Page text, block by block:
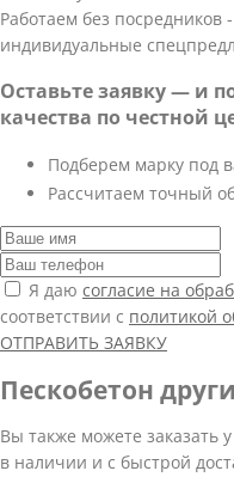
Работаем без
индивидуальные
Оставьте заявку — и
качества по честной
Подберем марку под
Рассчитаем точный
Я даю согласие на
соответствии с политикой
ОТПРАВИТЬ ЗАЯВКУ
Пескобетон
Вы также можете заказать
в наличии и с быстрой